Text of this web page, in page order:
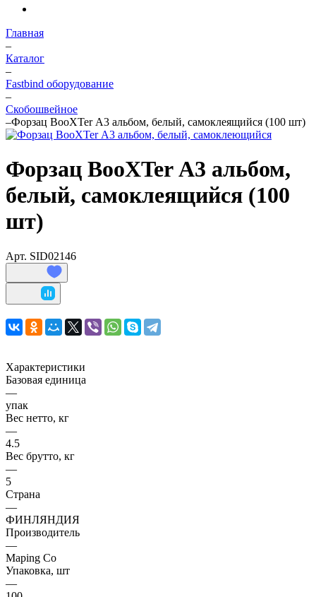
Главная
–
Каталог
–
Fastbind оборудование
–
Скобошвейное
–Форзац BooXTer А3 альбом, белый, самоклеящийся (100 шт)
Форзац BooXTer А3 альбом,
белый, самоклеящийся (100
шт)
Арт. SID02146
Характеристики
Базовая единица
—
упак
Вес нетто, кг
—
4.5
Вес брутто, кг
—
5
Страна
—
ФИНЛЯНДИЯ
Производитель
—
Maping Co
Упаковка, шт
—